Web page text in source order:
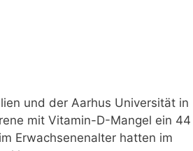
und der Aarhus Universität in
mit Vitamin-D-Mangel ein 44
Erwachsenenalter hatten im